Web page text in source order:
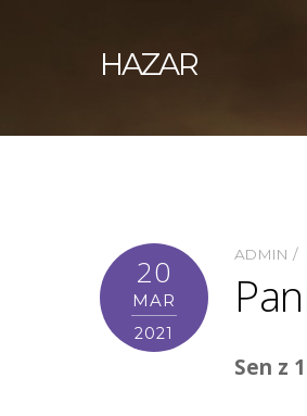
HAZAR
20
MAR
2021
ADMIN
Sen z